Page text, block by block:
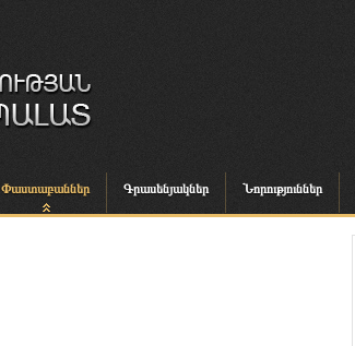
Փաստաբաններ Գրասենյակներ Նորություններ